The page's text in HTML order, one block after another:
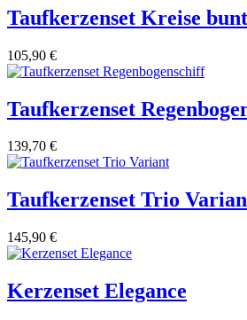
Taufkerzenset Kreise bunt
105,90 €
Taufkerzenset
139,70 €
Taufkerzenset Trio
145,90 €
Kerzenset Elegance